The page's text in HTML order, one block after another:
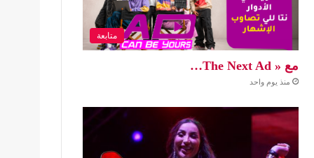
متابعة
مع « The Next Ad…
منذ يوم واحد